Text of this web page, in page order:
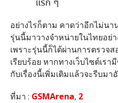
แรก ๆ
อย่างไรก็ตาม คาดว่าอีกไม่นา
รุ่นนี้มาวางจำหน่ายในไทยอย่
เพราะรุ่นนี้ก็ได้ผ่านการตรวจ
เรียบร้อย หากทางเว็บไซต์เรา
กับเรื่องนี้เพิ่มเติมแล้วจะรีบม
ที่มา : GSMArena, 2